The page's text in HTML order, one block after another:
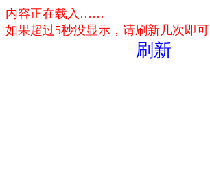
内容正在载入……
如果超过5秒没显示，请刷新几次即可
刷新